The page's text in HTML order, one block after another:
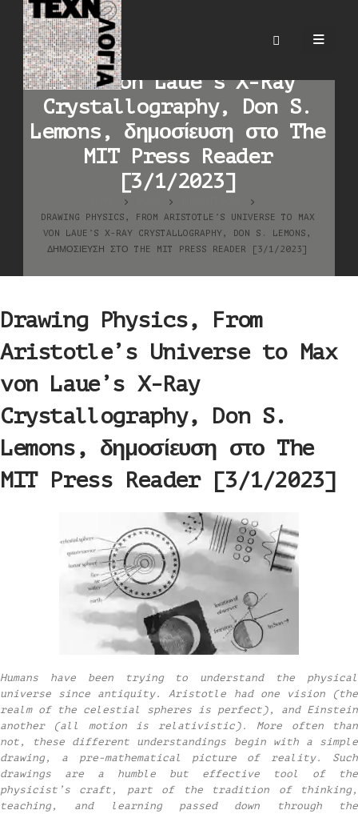
Drawing Physics, From
Aristotle’s Universe to
Max von Laue’s X-Ray
Crystallography, Don S.
Lemons, δημοσίευση στο The
MIT Press Reader
[3/1/2023]
DRAWING PHYSICS, FROM ARISTOTLE’S UNIVERSE TO MAX
VON LAUE’S X-RAY CRYSTALLOGRAPHY, DON S. LEMONS,
ΔΗΜΟΣΊΕΥΣΗ ΣΤΟ THE MIT PRESS READER [3/1/2023]
Drawing Physics, From
Aristotle’s Universe to Max
von Laue’s X-Ray
Crystallography, Don S.
Lemons, δημοσίευση στο The
MIT Press Reader [3/1/2023]
Humans have been trying to understand the physical
universe since antiquity. Aristotle had one vision (the
realm of the celestial spheres is perfect), and Einstein
another (all motion is relativistic). More often than
not, these different understandings begin with a simple
drawing, a pre-mathematical picture of reality. Such
drawings are a humble but effective tool of the
physicist’s craft, part of the tradition of thinking,
teaching, and learning passed down through the